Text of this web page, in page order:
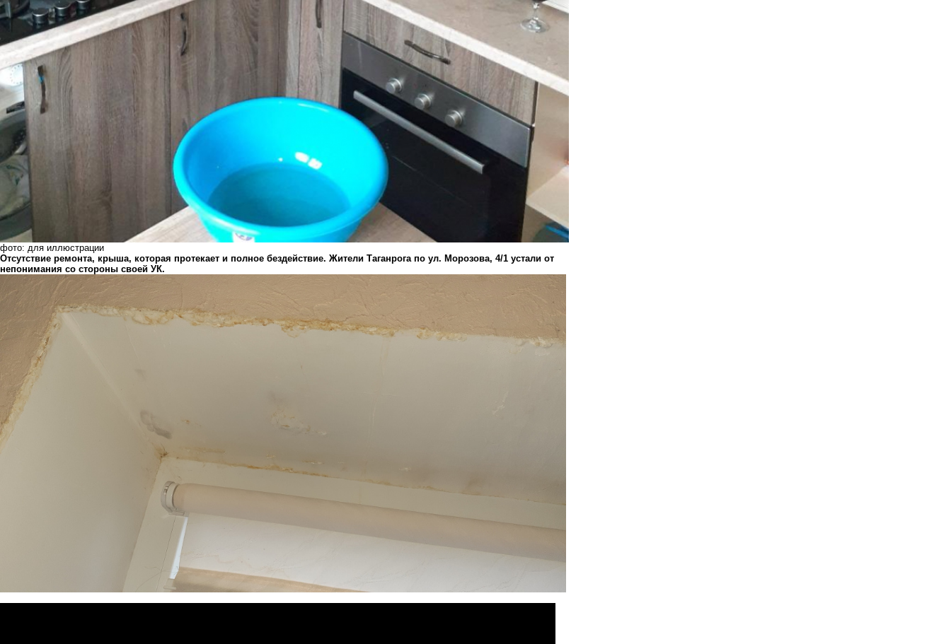
фото: для иллюстрации
Отсутствие ремонта, крыша, которая протекает и полное бездействие. Жители Таганрога по ул. Морозова, 4/1 устали от
непонимания со стороны своей УК.